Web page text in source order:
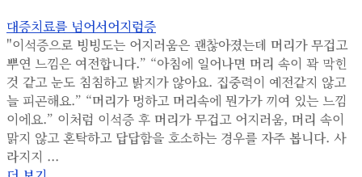
대증치료를 넘어서어지럼증
"이석증으로 빙빙도는 어지러움은 괜찮아졌는데 머리가 무겁고
뿌연 느낌은 여전합니다.” “아침에 일어나면 머리 속이 꽉 막힌
것 같고 눈도 침침하고 밝지가 않아요. 집중력이 예전같지 않고
늘 피곤해요.” “머리가 멍하고 머리속에 뭔가가 끼여 있는 느낌
이에요.” 이처럼 이석증 후 머리가 무겁고 어지러움, 머리 속이
맑지 않고 혼탁하고 답답함을 호소하는 경우를 자주 봅니다. 사
라지지 ...